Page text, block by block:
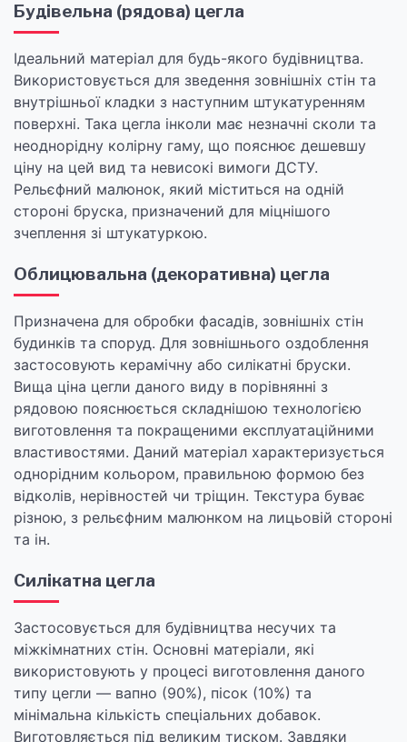
Будівельна (рядова) цегла
Ідеальний матеріал для будь-якого будівництва.
Використовується для зведення зовнішніх стін та
внутрішньої кладки з наступним штукатуренням
поверхні. Така цегла інколи має незначні сколи та
неоднорідну колірну гаму, що пояснює дешевшу
ціну на цей вид та невисокі вимоги ДСТУ.
Рельєфний малюнок, який міститься на одній
стороні бруска, призначений для міцнішого
зчеплення зі штукатуркою.
Облицювальна (декоративна) цегла
Призначена для обробки фасадів, зовнішніх стін
будинків та споруд. Для зовнішнього оздоблення
застосовують керамічну або силікатні бруски.
Вища ціна цегли даного виду в порівнянні з
рядовою пояснюється складнішою технологією
виготовлення та покращеними експлуатаційними
властивостями. Даний матеріал характеризується
однорідним кольором, правильною формою без
відколів, нерівностей чи тріщин. Текстура буває
різною, з рельєфним малюнком на лицьовій стороні
та ін.
Силікатна цегла
Застосовується для будівництва несучих та
міжкімнатних стін. Основні матеріали, які
використовують у процесі виготовлення даного
типу цегли — вапно (90%), пісок (10%) та
мінімальна кількість спеціальних добавок.
Виготовляється під великим тиском. Завдяки